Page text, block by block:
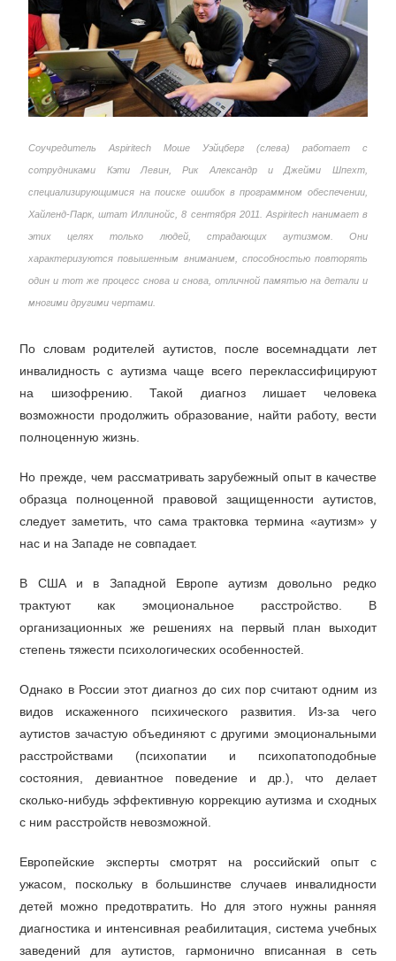
Соучредитель Aspiritech Моше Уэйцберг (слева) работает с
сотрудниками Кэти Левин, Рик Александр и Джейми Шпехт,
специализирующимися на поиске ошибок в программном обеспечении,
Хайленд-Парк, штат Иллинойс, 8 сентября 2011. Aspiritech нанимает в
этих целях только людей, страдающих аутизмом. Они
характеризуются повышенным вниманием, способностью повторять
один и тот же процесс снова и снова, отличной памятью на детали и
многими другими чертами.
По словам родителей аутистов, после восемнадцати лет
инвалидность с аутизма чаще всего переклассифицируют
на шизофрению. Такой диагноз лишает человека
возможности продолжить образование, найти работу, вести
полноценную жизнь.
Но прежде, чем рассматривать зарубежный опыт в качестве
образца полноценной правовой защищенности аутистов,
следует заметить, что сама трактовка термина «аутизм» у
нас и на Западе не совпадает.
В США и в Западной Европе аутизм довольно редко
трактуют как эмоциональное расстройство. В
организационных же решениях на первый план выходит
степень тяжести психологических особенностей.
Однако в России этот диагноз до сих пор считают одним из
видов искаженного психического развития. Из-за чего
аутистов зачастую объединяют с другими эмоциональными
расстройствами (психопатии и психопатоподобные
состояния, девиантное поведение и др.), что делает
сколько-нибудь эффективную коррекцию аутизма и сходных
с ним расстройств невозможной.
Европейские эксперты смотрят на российский опыт с
ужасом, поскольку в большинстве случаев инвалидности
детей можно предотвратить. Но для этого нужны ранняя
диагностика и интенсивная реабилитация, система учебных
заведений для аутистов, гармонично вписанная в сеть